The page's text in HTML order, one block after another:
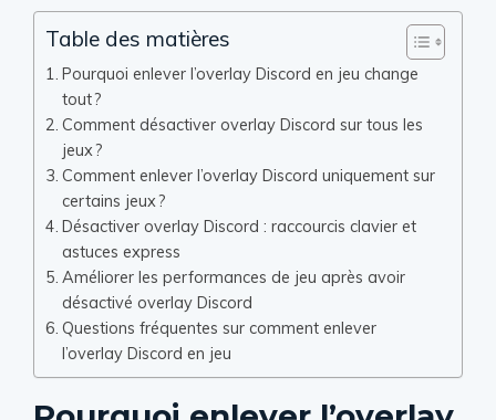
Table des matières
Pourquoi enlever l’overlay Discord en jeu change
tout ?
Comment désactiver overlay Discord sur tous les
jeux ?
Comment enlever l’overlay Discord uniquement sur
certains jeux ?
Désactiver overlay Discord : raccourcis clavier et
astuces express
Améliorer les performances de jeu après avoir
désactivé overlay Discord
Questions fréquentes sur comment enlever
l’overlay Discord en jeu